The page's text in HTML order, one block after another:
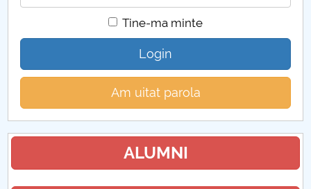
Tine-ma minte
Login
Am uitat parola
ALUMNI